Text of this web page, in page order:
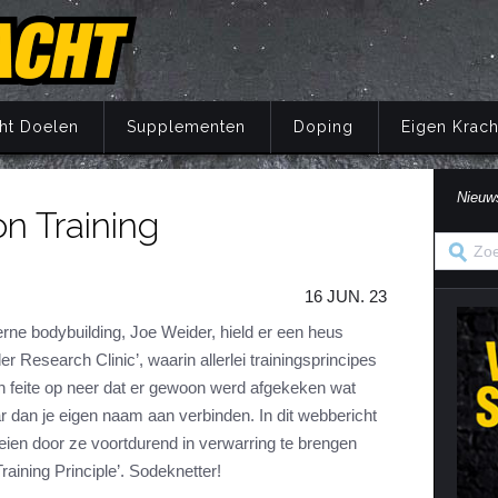
Trainingsprincipes
Krachtoefeningen Armen
Krachtoefeningen Borst
Krachtoefeningen Buik
Krachtoefeningen Rug
Eiwitten
Koolhydraten
Vetten
Vocht
Doelen
Principes
Supplementen
Herstel
Mentaal
Voeding
Herstel
Mentaal
Supplementen Doping
Nuchtere feiten over doping
Veel gestelde vragen
Eigen
Eigen Kracht
Training
16 JUN. 23
bodybuilding, Joe Weider, hield er een heus
Research Clinic’, waarin allerlei trainingsprincipes
op neer dat er gewoon werd afgekeken wat
dan je eigen naam aan verbinden. In dit webbericht
door ze voortdurend in verwarring te brengen
Principle’. Sodeknetter!